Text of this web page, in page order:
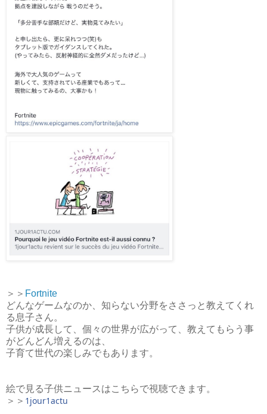
＞＞ Fortnite
どんなゲームなのか、知らない分野をささっと教えてくれ
る息子さん。
子供が成長して、個々の世界が広がって、教えてもらう事
がどんどん増えるのは、
子育て世代の楽しみでもあります。
絵で見る子供ニュースはこちらで視聴できます。
＞＞ 1jour1actu